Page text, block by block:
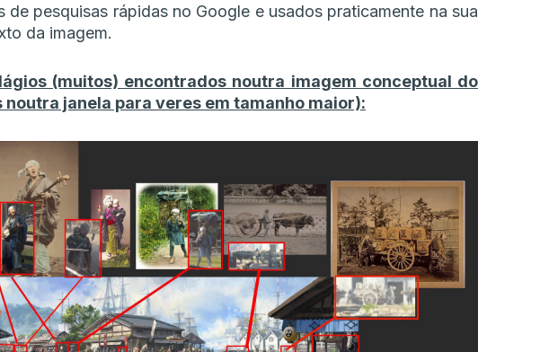
de pesquisas rápidas no Google e usados praticamente na sua
da imagem.
(muitos) encontrados noutra imagem conceptual do
noutra janela para veres em tamanho maior):